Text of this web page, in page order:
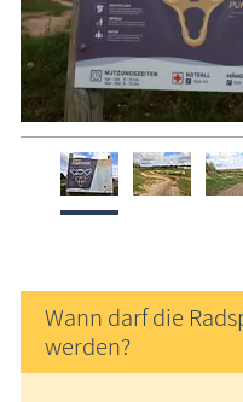
Wann darf die
werden?